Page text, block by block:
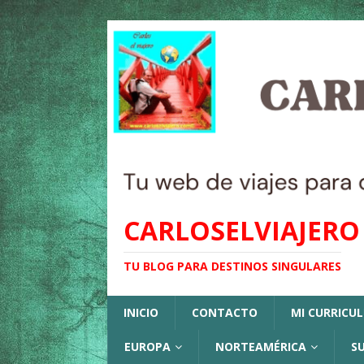
CARLOSELVIAJERO
TU BLOG PARA DESTINOS SINGULARES
INICIO CONTACTO MI
EUROPA NORTEAMÉRICA